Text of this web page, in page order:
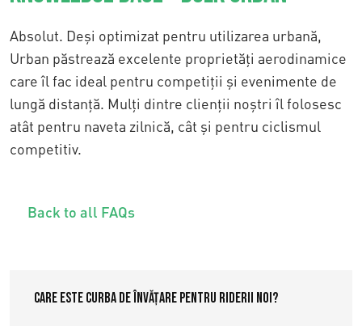
Absolut. Deși optimizat pentru utilizarea urbană,
Urban păstrează excelente proprietăți aerodinamice
care îl fac ideal pentru competiții și evenimente de
lungă distanță. Mulți dintre clienții noștri îl folosesc
atât pentru naveta zilnică, cât și pentru ciclismul
competitiv.
Back to all FAQs
Care este curba de învățare pentru riderii noi?